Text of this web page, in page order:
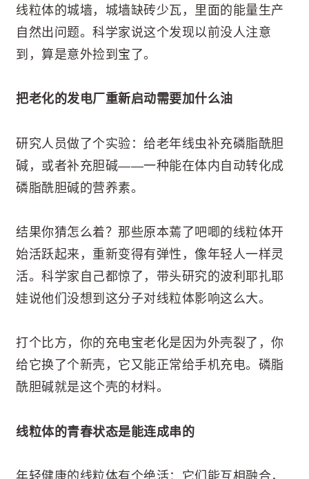
线粒体的城墙，城墙缺砖少瓦，里面的能量生产
自然出问题。科学家说这个发现以前没人注意
到，算是意外捡到宝了。
把老化的发电厂重新启动需要加什么油
研究人员做了个实验：给老年线虫补充磷脂酰胆
碱，或者补充胆碱——一种能在体内自动转化成
磷脂酰胆碱的营养素。
结果你猜怎么着？那些原本蔫了吧唧的线粒体开
始活跃起来，重新变得有弹性，像年轻人一样灵
活。科学家自己都惊了，带头研究的波利耶扎耶
娃说他们没想到这分子对线粒体影响这么大。
打个比方，你的充电宝老化是因为外壳裂了，你
给它换了个新壳，它又能正常给手机充电。磷脂
酰胆碱就是这个壳的材料。
线粒体的青春状态是能连成串的